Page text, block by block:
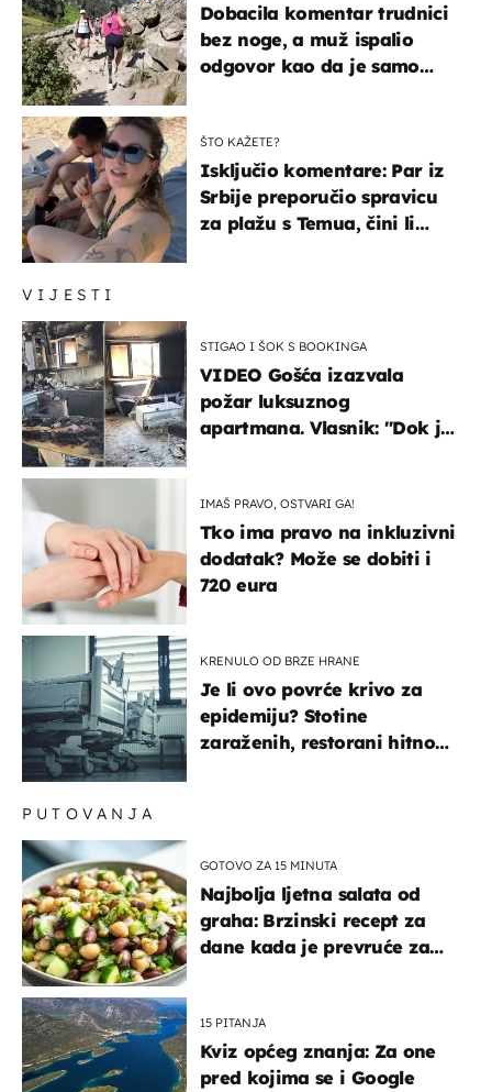
VIJESTI
STIGAO I ŠOK S BOOKINGA
VIDEO Gošća izazvala
požar luksuznog
apartmana. Vlasnik: "Dok je
IMAŠ PRAVO, OSTVARI GA!
Tko ima pravo na inkluzivni
dodatak? Može se dobiti i
720 eura
KRENULO OD BRZE HRANE
Je li ovo povrće krivo za
epidemiju? Stotine
zaraženih, restorani hitno
Dobacila komentar trudnici
bez noge, a muž ispalio
odgovor kao da je samo
ŠTO KAŽETE?
Isključio komentare: Par iz
Srbije preporučio spravicu
za plažu s Temua, čini li
PUTOVANJA
GOTOVO ZA 15 MINUTA
Najbolja ljetna salata od
graha: Brzinski recept za
dane kada je prevruće za
15 PITANJA
Kviz općeg znanja: Za one
pred kojima se i Google